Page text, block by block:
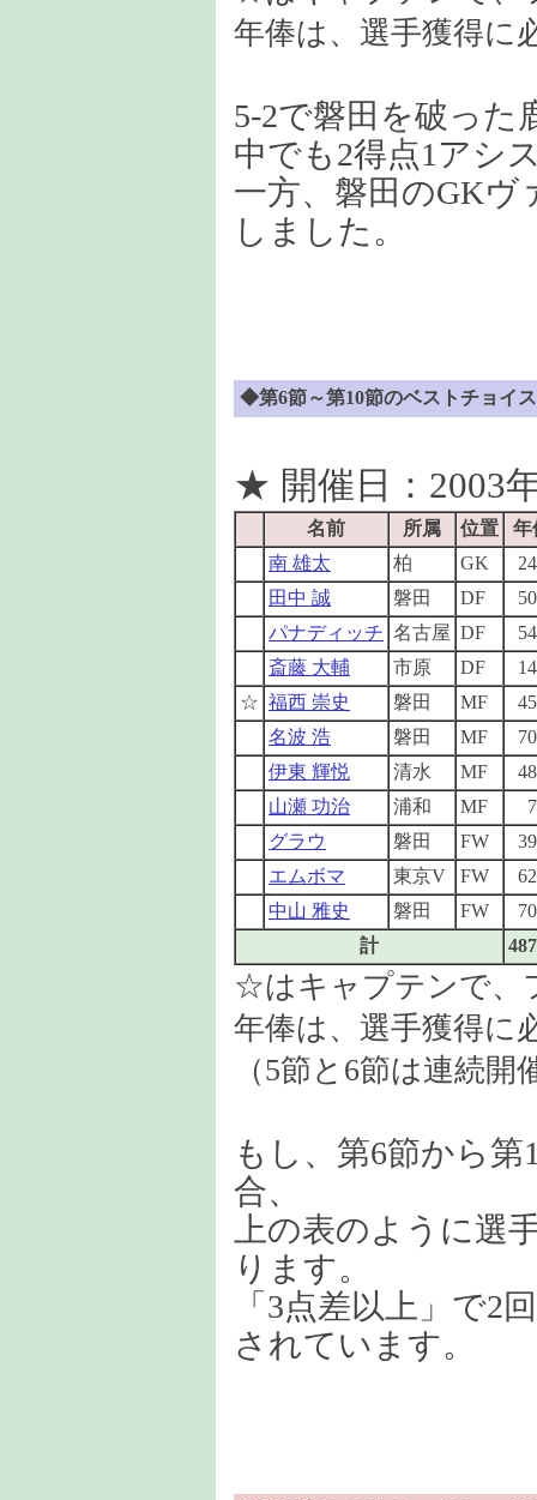
年俸は、選手獲得に
5-2で磐田を破った
中でも2得点1アシ
一方、磐田のGKヴ
しました。
◆第6節～第10節のベストチョ
★ 開催日：2003
名前 所属 位置
年
南 雄太
柏 GK
田中 誠
磐田 DF
パナディッチ 名古屋 DF
斎藤 大輔
市原 DF
☆ 福西 崇史 磐田 MF
名波 浩
磐田 MF
伊東 輝悦
清水 MF
山瀬 功治
浦和 MF
グラウ
磐田 FW
エムボマ
東京V FW
中山 雅史
磐田 FW
計
☆はキャプテンで、
年俸は、選手獲得に
（5節と6節は連続
もし、第6節から
合、
上の表のように選
ります。
「3点差以上」で2
されています。